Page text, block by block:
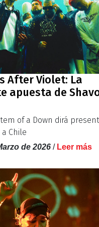
After Violet: La
apuesta de
of a Down dirá
Chile
de 2026 / Leer más